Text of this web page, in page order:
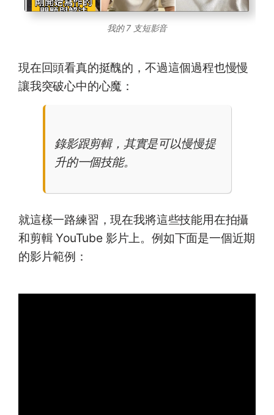
我的 7 支短影音
現在回頭看真的挺醜的，不過這個過程也慢慢
讓我突破心中的心魔：
錄影跟剪輯，其實是可以慢慢提
升的一個技能。
就這樣一路練習，現在我將這些技能用在拍攝
和剪輯 YouTube 影片上。例如下面是一個近期
的影片範例：